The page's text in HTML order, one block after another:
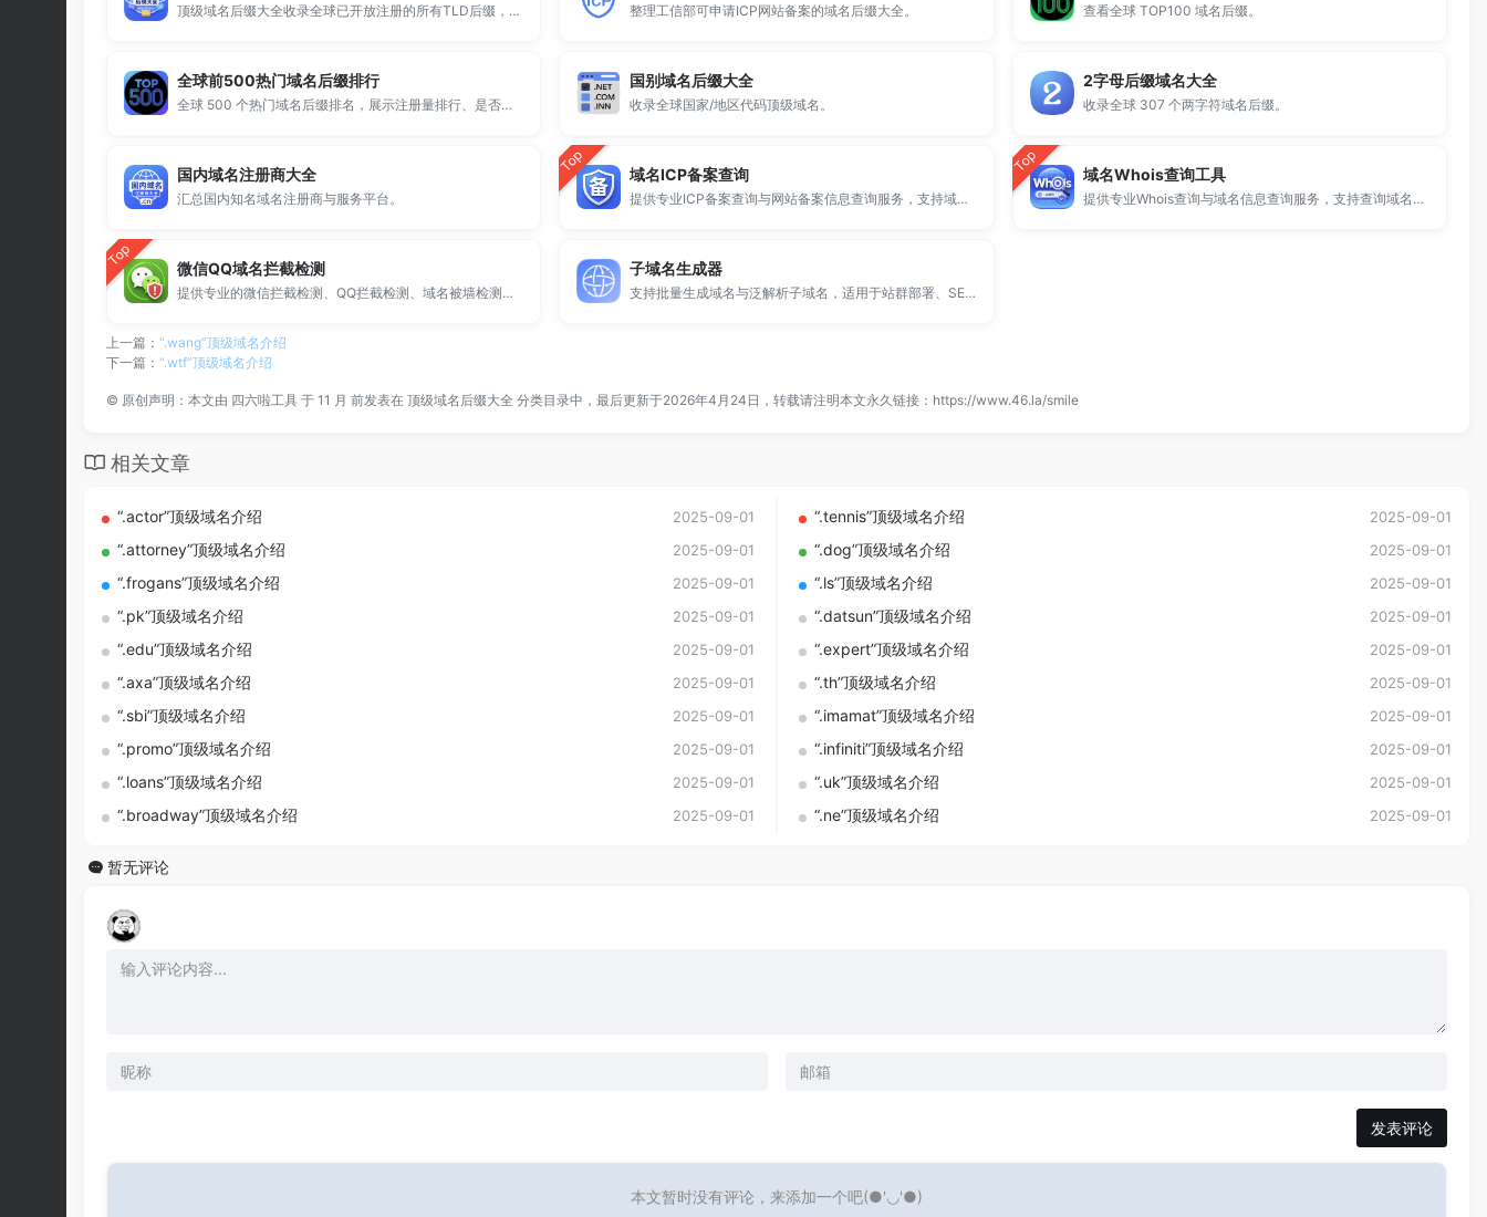
顶级域名后缀大全收录全球已开放注册的所有TLD后缀，包括gTLD、ccTLD、品牌域名后缀等。 整理工信部可申请ICP网站备案的域名后缀大全。 查看全球 TOP100 域名后缀。
全球前500热门域名后缀排行
全球 500 个热门域名后缀排名，展示注册量排行、是否可备案、适用范围与用途简介，帮助企业与个人在 2025 年快速选择合适的顶级域名。
国别域名后缀大全
收录全球国家/地区代码顶级域名。
2字母后缀域名大全
收录全球 307 个两字符域名后缀。
国内域名注册商大全
汇总国内知名域名注册商与服务平台。
Top 域名ICP备案查询
提供专业ICP备案查询与网站备案信息查询服务，支持域名备案号查询、网站是否备案检测及备案信息快速获取，适用于站长工具、域名检测与SEO分析。
Top 域名Whois查询工具
提供专业Whois查询与域名信息查询服务，支持查询域名注册信息、注册商、到期时间及DNS记录，适用于域名检测、SEO分析及站长工具使用。
Top 微信QQ域名拦截检测
提供专业的微信拦截检测、QQ拦截检测、域名被墙检测服务，一键查询网站是否被封、被拦截或被限制访问。
子域名生成器
支持批量生成域名与泛解析子域名，适用于站群部署、SEO测试与开发环境使用。
上一篇： “.wang”顶级域名介绍
下一篇： “.wtf”顶级域名介绍
© 原创声明：本文由 四六啦工具 于 11 月 前发表在 顶级域名后缀大全 分类目录中，最后更新于2026年4月24日，转载请注明本文永久链接： https://www.46.la/smile
相关文章
“.actor”顶级域名介绍 2025-09-01 “.tennis”顶级域名介绍 2025-09-01
“.attorney”顶级域名介绍 2025-09-01 “.dog”顶级域名介绍 2025-09-01
“.frogans”顶级域名介绍 2025-09-01 “.ls”顶级域名介绍 2025-09-01
“.pk”顶级域名介绍 2025-09-01 “.datsun”顶级域名介绍 2025-09-01
“.edu”顶级域名介绍 2025-09-01 “.expert”顶级域名介绍 2025-09-01
“.axa”顶级域名介绍 2025-09-01 “.th”顶级域名介绍 2025-09-01
“.sbi”顶级域名介绍 2025-09-01 “.imamat”顶级域名介绍 2025-09-01
“.promo”顶级域名介绍 2025-09-01 “.infiniti”顶级域名介绍 2025-09-01
“.loans”顶级域名介绍 2025-09-01 “.uk”顶级域名介绍 2025-09-01
“.broadway”顶级域名介绍 2025-09-01 “.ne”顶级域名介绍 2025-09-01
暂无评论
发表评论
本文暂时没有评论，来添加一个吧(●'◡'●)